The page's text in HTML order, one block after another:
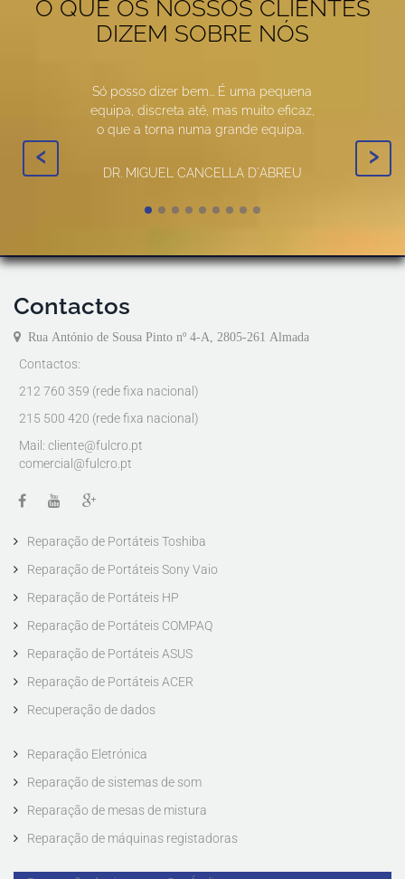
O QUE OS NOSSOS CLIENTES
DIZEM SOBRE NÓS
Só posso dizer bem... É uma pequena
equipa, discreta até, mas muito eficaz,
o que a torna numa grande equipa.
DR. MIGUEL CANCELLA D´ABREU ›
‹
Contactos
Rua António de Sousa Pinto nº 4-A, 2805-261 Almada
Contactos:
212 760 359 (rede fixa nacional)
215 500 420 (rede fixa nacional)
Mail: cliente@fulcro.pt
comercial@fulcro.pt
Reparação de Portáteis Toshiba
Reparação de Portáteis Sony Vaio
Reparação de Portáteis HP
Reparação de Portáteis COMPAQ
Reparação de Portáteis ASUS
Reparação de Portáteis ACER
Recuperação de dados
Reparação Eletrónica
Reparação de sistemas de som
Reparação de mesas de mistura
Reparação de máquinas registadoras
Digital Repair